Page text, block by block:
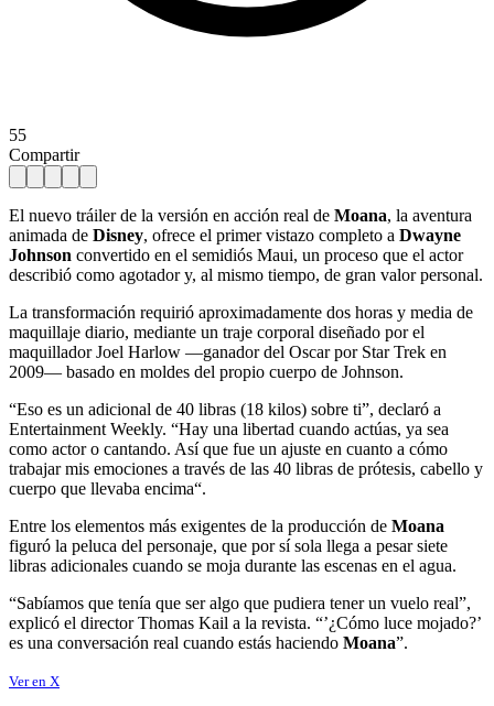
55
Compartir
El nuevo tráiler de la versión en acción real de Moana, la aventura
animada de Disney, ofrece el primer vistazo completo a Dwayne
Johnson convertido en el semidiós Maui, un proceso que el actor
describió como agotador y, al mismo tiempo, de gran valor personal.
La transformación requirió aproximadamente dos horas y media de
maquillaje diario, mediante un traje corporal diseñado por el
maquillador Joel Harlow —ganador del Oscar por Star Trek en
2009— basado en moldes del propio cuerpo de Johnson.
“Eso es un adicional de 40 libras (18 kilos) sobre ti”, declaró a
Entertainment Weekly. “Hay una libertad cuando actúas, ya sea
como actor o cantando. Así que fue un ajuste en cuanto a cómo
trabajar mis emociones a través de las 40 libras de prótesis, cabello y
cuerpo que llevaba encima“.
Entre los elementos más exigentes de la producción de Moana
figuró la peluca del personaje, que por sí sola llega a pesar siete
libras adicionales cuando se moja durante las escenas en el agua.
“Sabíamos que tenía que ser algo que pudiera tener un vuelo real”,
explicó el director Thomas Kail a la revista. “’¿Cómo luce mojado?’
es una conversación real cuando estás haciendo Moana”.
Ver en X